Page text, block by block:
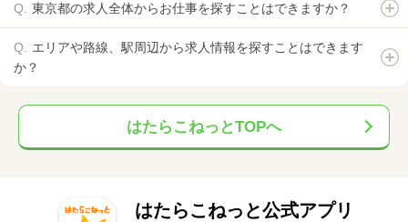
東京都の求人全体からお仕事を探すことはできますか？
エリアや路線、駅周辺から求人情報を探すことはできます
か？
はたらこねっとTOPへ
はたらこねっと公式アプリ